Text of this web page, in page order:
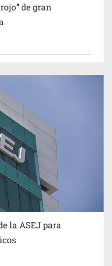
varios pendientes
de gran
la ASEJ para